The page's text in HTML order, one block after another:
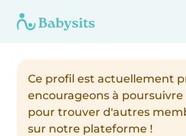
Ce profil est actuellement
encourageons à
pour trouver d'autres
sur notre plateforme !